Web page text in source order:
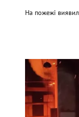
На пожежі